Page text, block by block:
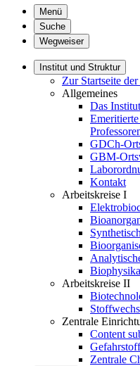
Menü
Suche
Wegweiser
Institut und Struktur
Zur Startseite
Allgemeines
Das
GDCh-
GBM-
Kontakt
Arbeitskreise I
Arbeitskreise II
Zentrale
Content
Zentrale